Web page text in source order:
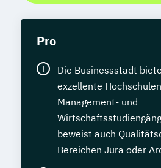
Pro
Die Businessstadt
exzellente
Management- und
beweist auch
Bereichen Jura oder